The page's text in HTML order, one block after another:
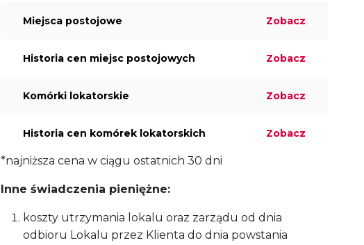
Miejsca postojowe Zobacz
Historia cen miejsc postojowych Zobacz
Komórki lokatorskie Zobacz
Historia cen komórek lokatorskich Zobacz
*najniższa cena w ciągu ostatnich 30 dni
Inne świadczenia pieniężne:
koszty utrzymania lokalu oraz zarządu od dnia
odbioru Lokalu przez Klienta do dnia powstania